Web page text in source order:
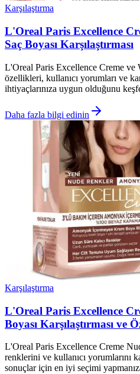
Karşılaştırma
L'Oreal Paris Excellence
Saç Boyası Karşılaştırması
L'Oreal Paris Excellence Creme ve
özellikleri, kullanıcı yorumları ve
ihtiyaçlarınıza uygun olduğunu
Daha fazla bilgi edinin
Karşılaştırma
L'Oreal Paris Excellence
Boyası Karşılaştırması ve
L'Oreal Paris Excellence Creme
renklerini ve kullanıcı yorumlarını
sonuçlar için en iyi seçimi